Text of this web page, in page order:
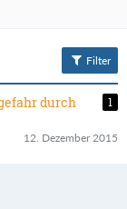
Filter
durch
1
12. Dezember 2015